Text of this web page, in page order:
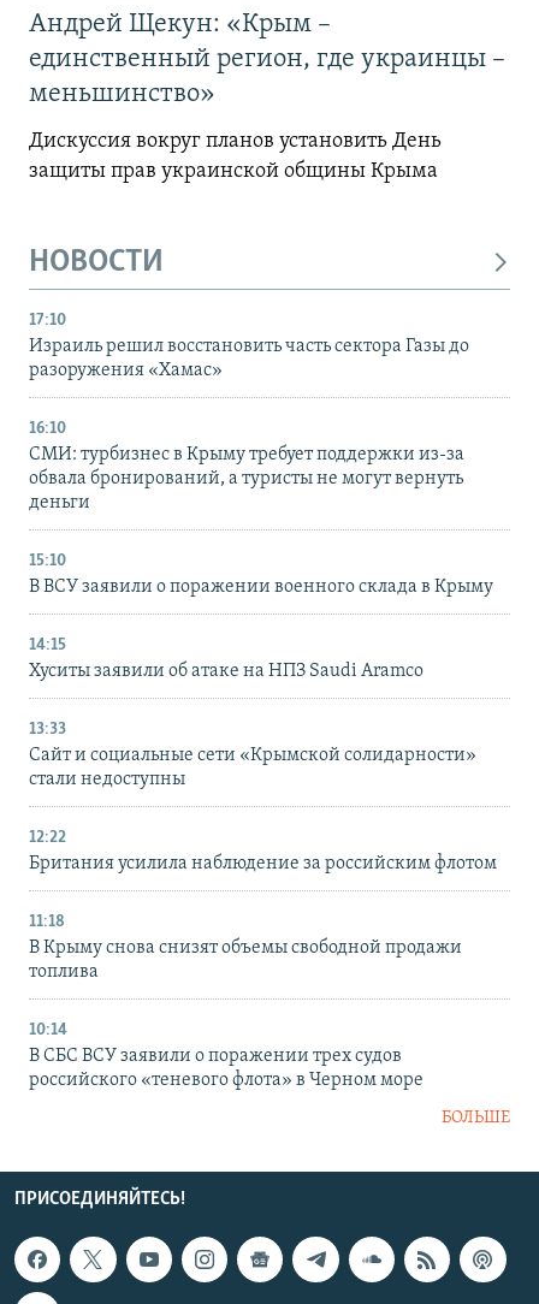
Андрей Щекун: «Крым –
единственный регион, где украинцы –
меньшинство»
Дискуссия вокруг планов установить День
защиты прав украинской общины Крыма
НОВОСТИ
17:10
Израиль решил восстановить часть сектора Газы до
разоружения «Хамас»
16:10
СМИ: турбизнес в Крыму требует поддержки из-за
обвала бронирований, а туристы не могут вернуть
деньги
15:10
В ВСУ заявили о поражении военного склада в Крыму
14:15
Хуситы заявили об атаке на НПЗ Saudi Aramco
13:33
Сайт и социальные сети «Крымской солидарности»
стали недоступны
12:22
Британия усилила наблюдение за российским флотом
11:18
В Крыму снова снизят объемы свободной продажи
топлива
10:14
В СБС ВСУ заявили о поражении трех судов
российского «теневого флота» в Черном море
БОЛЬШЕ
ПРИСОЕДИНЯЙТЕСЬ!